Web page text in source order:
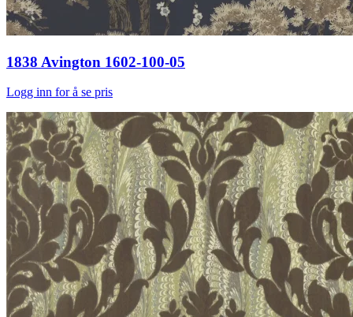
1838 Avington 1602-100-05
Logg inn for å se pris